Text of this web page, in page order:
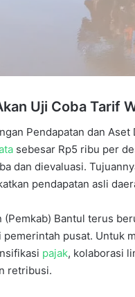
Uji Coba Tarif
Pendapatan dan
sebesar Rp5 ribu per
dan dievaluasi.
pendapatan asli
(Pemkab) Bantul terus
pusat. Untuk
pajak, kolaborasi
retribusi.